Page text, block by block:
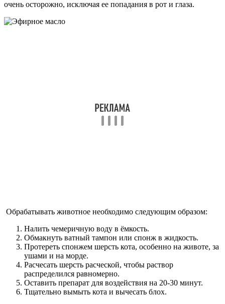
очень осторожно, исключая ее попадания в рот и глаза.
Обрабатывать животное необходимо следующим образом:
Налить чемеричную воду в ёмкость.
Обмакнуть ватный тампон или спонж в жидкость.
Протереть спонжем шерсть кота, особенно на животе, за
ушами и на морде.
Расчесать шерсть расческой, чтобы раствор
распределился равномерно.
Оставить препарат для воздействия на 20-30 минут.
Тщательно вымыть кота и вычесать блох.